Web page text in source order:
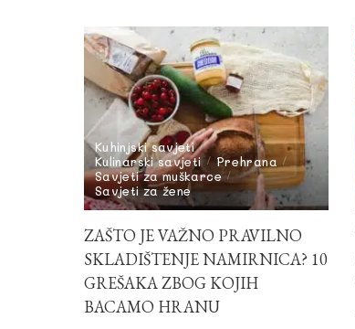
Kuhinjski savjeti
Kulinarski savjeti
Prehrana
Savjeti za muškarce
Savjeti za žene
ZAŠTO JE VAŽNO PRAVILNO
SKLADIŠTENJE NAMIRNICA? 10
GREŠAKA ZBOG KOJIH
BACAMO HRANU